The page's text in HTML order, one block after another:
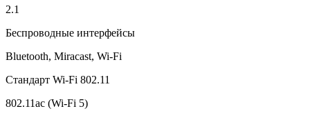
2.1
Беспроводные интерфейсы
Bluetooth, Miracast, Wi-Fi
Стандарт Wi-Fi 802.11
802.11ac (Wi-Fi 5)